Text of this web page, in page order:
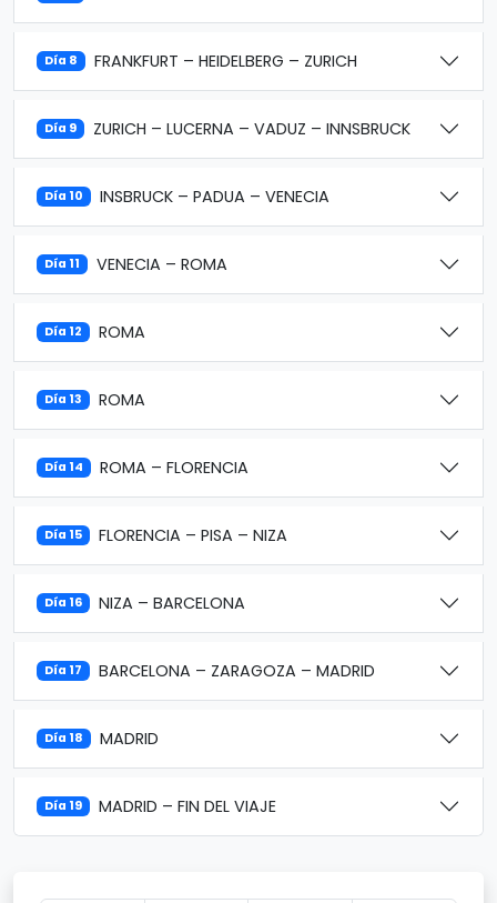
Día 8 FRANKFURT – HEIDELBERG – ZURICH
Día 9 ZURICH – LUCERNA – VADUZ – INNSBRUCK
Día 10 INSBRUCK – PADUA – VENECIA
Día 11 VENECIA – ROMA
Día 12 ROMA
Día 13 ROMA
Día 14 ROMA – FLORENCIA
Día 15 FLORENCIA – PISA – NIZA
Día 16 NIZA – BARCELONA
Día 17 BARCELONA – ZARAGOZA – MADRID
Día 18 MADRID
Día 19 MADRID – FIN DEL VIAJE